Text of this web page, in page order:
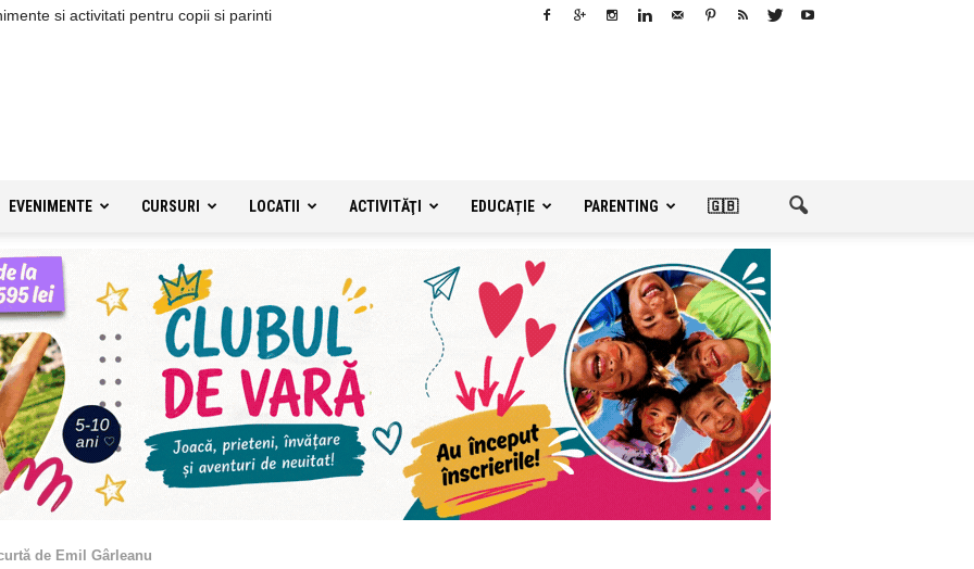
si activitati pentru copii si parinti
EVENIMENTE CURSURI LOCATII ACTIVITĂŢI EDUCAȚIE PARENTING 🇬🇧
de Emil Gârleanu